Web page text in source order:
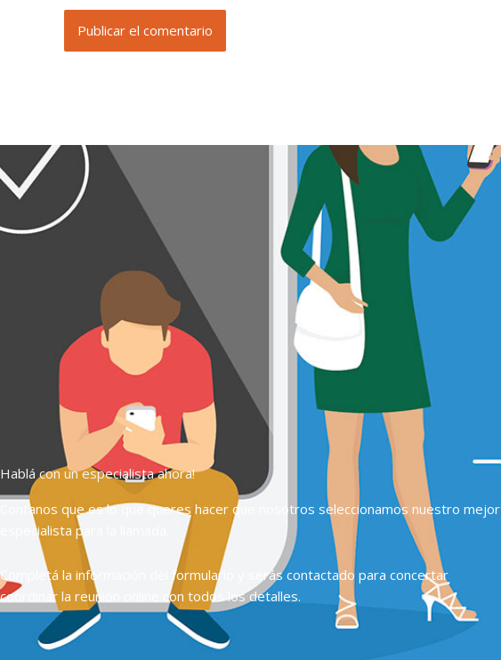
Hablá con un especialista ahora!
Contanos que es lo que queres hacer que nosotros seleccionamos nuestro mejor
especialista para la llamada.
Completá la información del formulario y serás contactado para concertar
coordinar la reunión online con todos los detalles.